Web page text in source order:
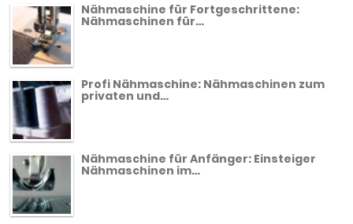
Nähmaschine für Fortgeschrittene:
Nähmaschinen für…
Profi Nähmaschine: Nähmaschinen zum
privaten und…
Nähmaschine für Anfänger: Einsteiger
Nähmaschinen im…